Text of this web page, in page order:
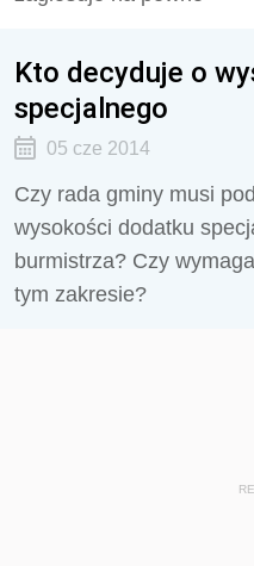
Kto decyduje o
specjalnego
05 cze 2014
Czy rada gminy musi
wysokości dodatku
burmistrza? Czy
tym zakresie?